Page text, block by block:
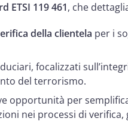
ETSI 119 461, che
della clientela per i
focalizzati
del terrorismo.
opportunità per
nei processi di